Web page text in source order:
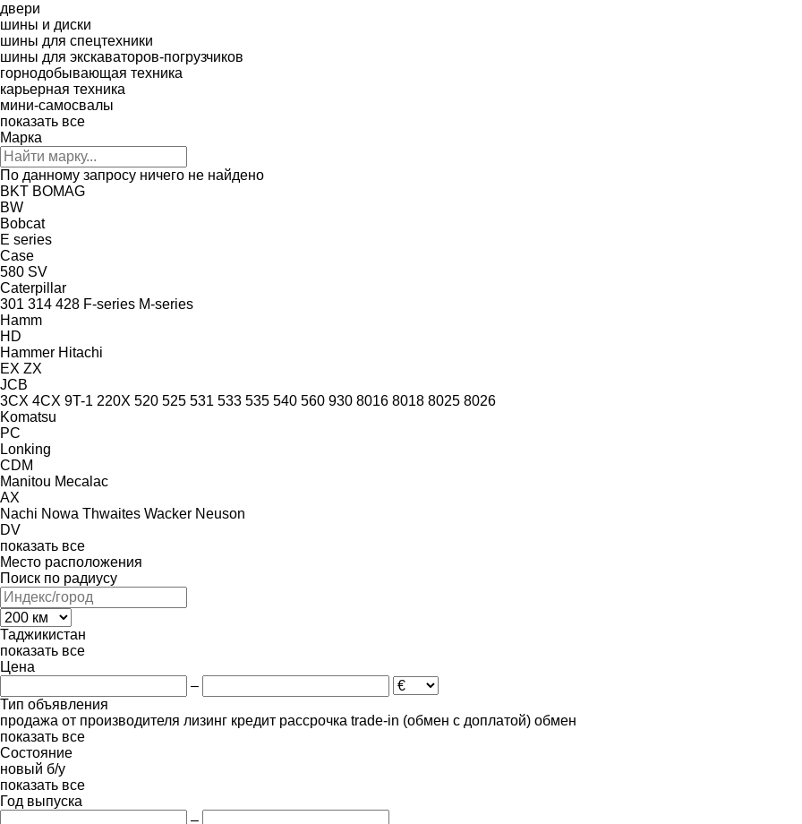
двери
шины и диски
шины для спецтехники
шины для экскаваторов-погрузчиков
горнодобывающая техника
карьерная техника
мини-самосвалы
показать все
Марка
По данному запросу ничего не найдено
BKT BOMAG
BW
Bobcat
E series
Case
580 SV
Caterpillar
301 314 428 F-series M-series
Hamm
HD
Hammer Hitachi
EX ZX
JCB
3CX 4CX 9T-1 220X 520 525 531 533 535 540 560 930 8016 8018 8025 8026
Komatsu
PC
Lonking
CDM
Manitou Mecalac
AX
Nachi Nowa Thwaites Wacker Neuson
DV
показать все
Место расположения
Поиск по радиусу
Таджикистан
показать все
Цена
–
Тип объявления
продажа от производителя лизинг кредит рассрочка trade-in (обмен с доплатой) обмен
показать все
Состояние
новый б/у
показать все
Год выпуска
–